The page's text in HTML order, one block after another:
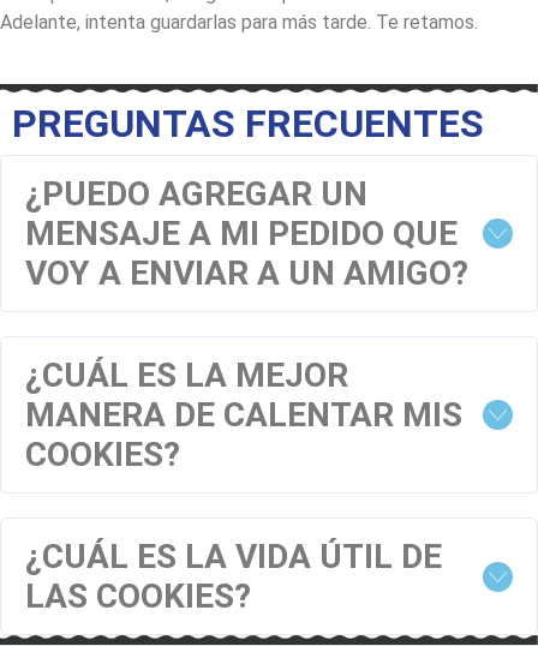
Adelante, intenta guardarlas para más tarde. Te retamos.
PREGUNTAS FRECUENTES
¿PUEDO AGREGAR UN
MENSAJE A MI PEDIDO QUE
VOY A ENVIAR A UN AMIGO?
¿CUÁL ES LA MEJOR
MANERA DE CALENTAR MIS
COOKIES?
¿CUÁL ES LA VIDA ÚTIL DE
LAS COOKIES?